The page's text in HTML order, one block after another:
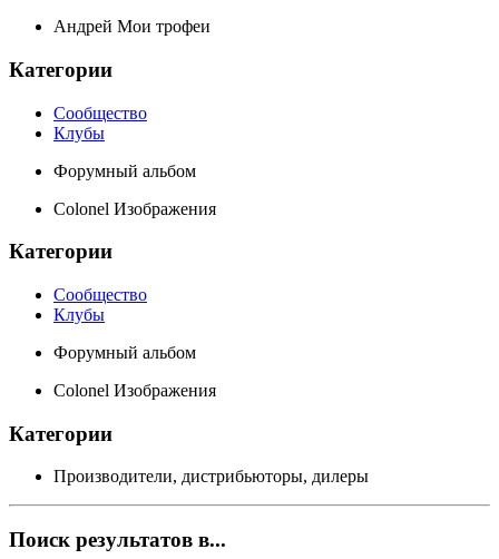
Андрей Мои трофеи
Категории
Сообщество
Клубы
Форумный альбом
Colonel Изображения
Категории
Сообщество
Клубы
Форумный альбом
Colonel Изображения
Категории
Производители, дистрибьюторы, дилеры
Поиск результатов в...